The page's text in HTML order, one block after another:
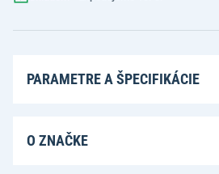
PARAMETRE A ŠPECIFIKÁCIE
O ZNAČKE